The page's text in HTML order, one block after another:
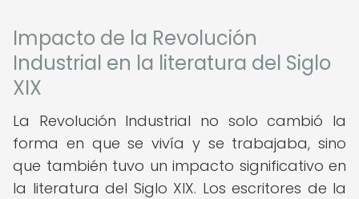
Impacto de la Revolución
Industrial en la literatura del Siglo
XIX
La Revolución Industrial no solo cambió la
forma en que se vivía y se trabajaba, sino
que también tuvo un impacto significativo en
la literatura del Siglo XIX. Los escritores de la